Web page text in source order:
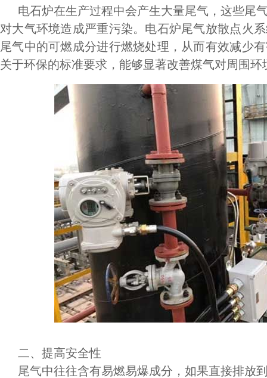
电石炉在生产过程中会产生大量尾气，这些尾
对大气环境造成严重污染。电石炉尾气放散点火
尾气中的可燃成分进行燃烧处理，从而有效减少
关于环保的标准要求，能够显著改善煤气对周围
二、提高安全性
尾气中往往含有易燃易爆成分，如果直接排放